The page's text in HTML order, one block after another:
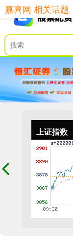
上证指数
嘉喜网 相关话题